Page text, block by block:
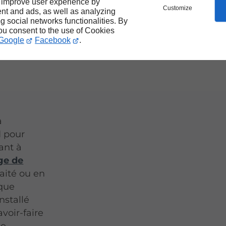
user experience by
and ads, as well as analyzing
social networks functionalities. By
consent to the use of Cookies
Facebook .
Customize
pour
à
de
ou en
faire